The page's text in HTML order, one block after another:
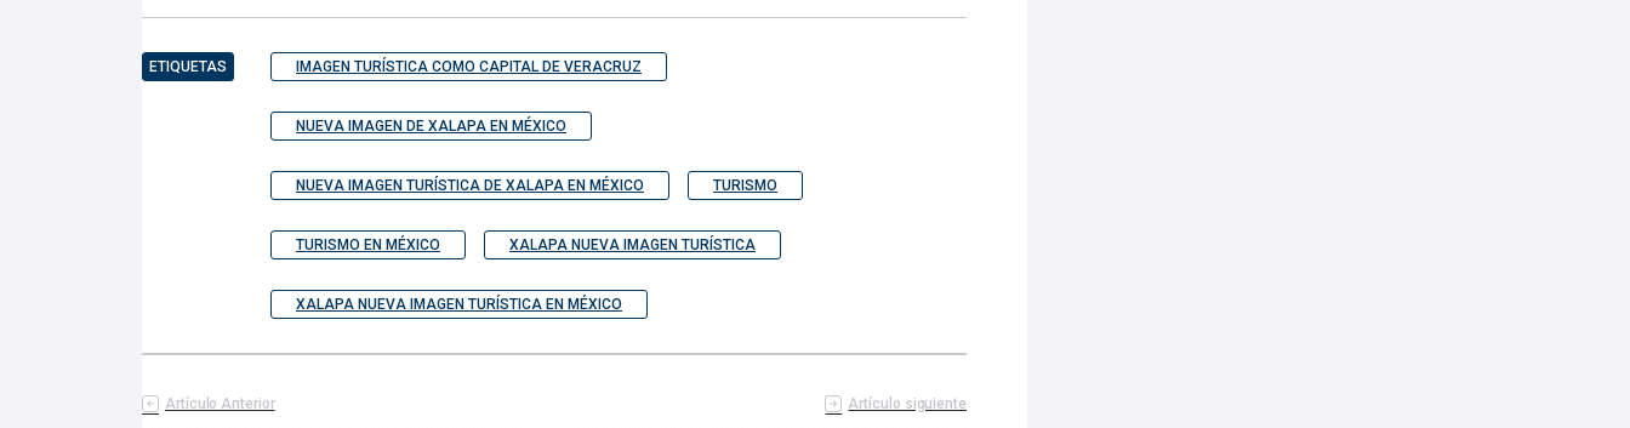
ETIQUETAS IMAGEN TURÍSTICA COMO CAPITAL DE VERACRUZ
NUEVA IMAGEN DE XALAPA EN MÉXICO
NUEVA IMAGEN TURÍSTICA DE XALAPA EN MÉXICO TURISMO
TURISMO EN MÉXICO XALAPA NUEVA IMAGEN TURÍSTICA
XALAPA NUEVA IMAGEN TURÍSTICA EN MÉXICO
Artículo Anterior Artículo siguiente